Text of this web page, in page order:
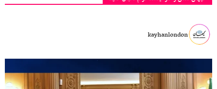
kayhanlondon